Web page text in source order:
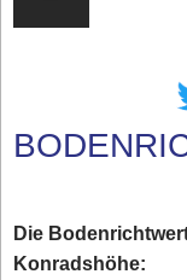
Die
Konradshöhe: